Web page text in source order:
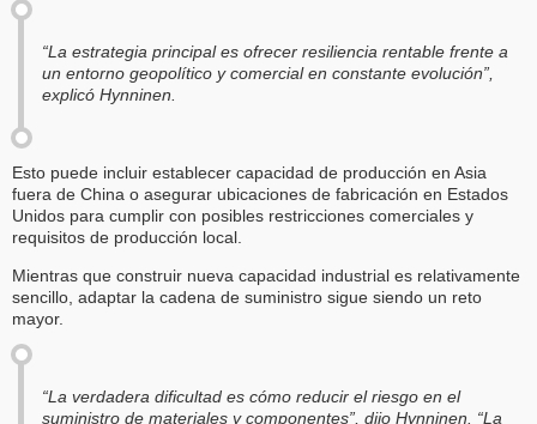
“La estrategia principal es ofrecer resiliencia rentable frente a
un entorno geopolítico y comercial en constante evolución”,
explicó Hynninen.
Esto puede incluir establecer capacidad de producción en Asia
fuera de China o asegurar ubicaciones de fabricación en Estados
Unidos para cumplir con posibles restricciones comerciales y
requisitos de producción local.
Mientras que construir nueva capacidad industrial es relativamente
sencillo, adaptar la cadena de suministro sigue siendo un reto
mayor.
“La verdadera dificultad es cómo reducir el riesgo en el
suministro de materiales y componentes”, dijo Hynninen. “La